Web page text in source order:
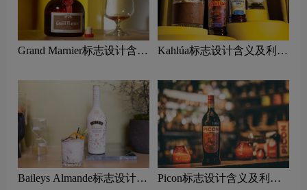
Grand Marnier标志设计含义
Kahlúa标志设计含义及利口
Baileys Almande标志设计含
Picon标志设计含义及利口